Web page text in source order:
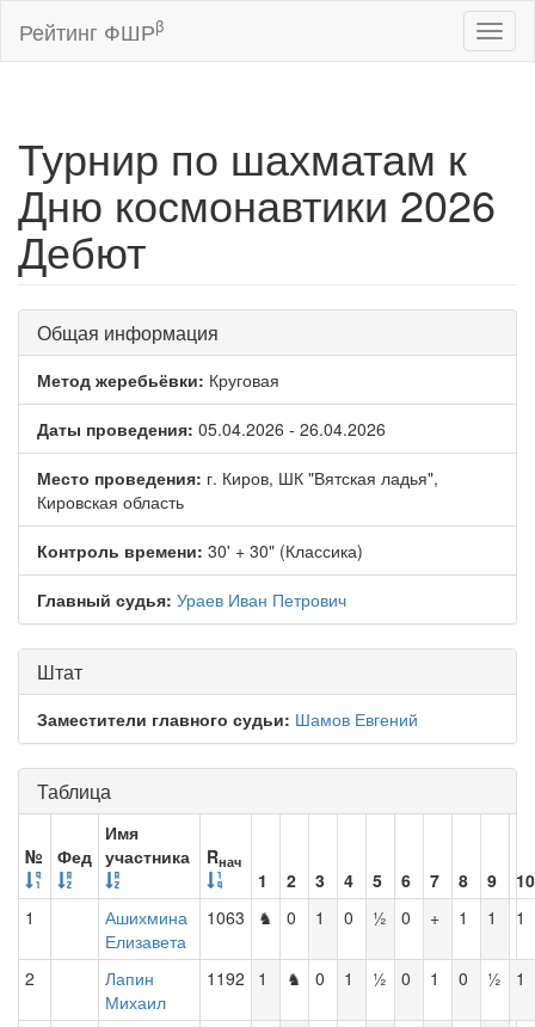
Рейтинг ФШРβ
Турнир по шахматам к
Дню космонавтики 2026
Дебют
Общая информация
Метод жеребьёвки: Круговая
Даты проведения: 05.04.2026 - 26.04.2026
Место проведения: г. Киров, ШК "Вятская ладья",
Кировская область
Контроль времени: 30' + 30" (Классика)
Главный судья: Ураев Иван Петрович
Штат
Заместители главного судьи: Шамов Евгений
Таблица
№ Фед
Имя
участника
Rнач
1 2 3 4 5 6 7 8 9
10
1
Ашихмина
Елизавета
1063 ♞ 0 1 0 ½ 0 + 1 1 1
2
Лапин
Михаил
1192 1 ♞ 0 1 ½ 0 1 0 ½ 1